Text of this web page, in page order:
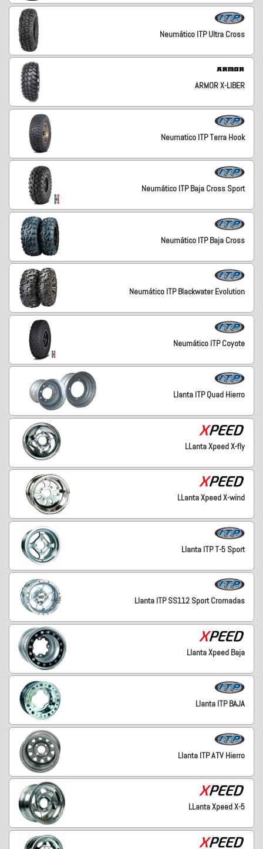
Neumático ITP Ultra Cross
ARMOR X-LIBER
Neumatico ITP Terra Hook
Neumático ITP Baja Cross Sport
Neumático ITP Baja Cross
Neumático ITP Blackwater Evolution
Neumático ITP Coyote
Llanta ITP Quad Hierro
LLanta Xpeed X-fly
LLanta Xpeed X-wind
Llanta ITP T-5 Sport
Llanta ITP SS112 Sport Cromadas
Llanta Xpeed Baja
Llanta ITP BAJA
Llanta ITP ATV Hierro
LLanta Xpeed X-5